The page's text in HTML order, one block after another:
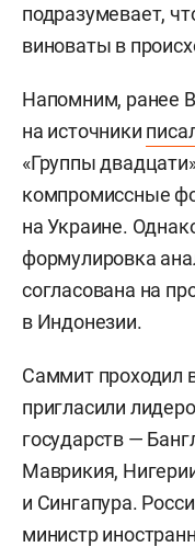
подразумевает,
виноваты в
Напомним, ранее
на источники
«Группы
компромиссные
на Украине.
формулировка
согласована на
в Индонезии.
Саммит проходил
пригласили
государств —
Маврикия,
и Сингапура.
министр